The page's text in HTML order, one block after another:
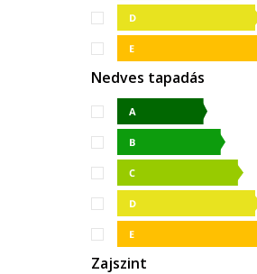
Nedves tapadás
Zajszint